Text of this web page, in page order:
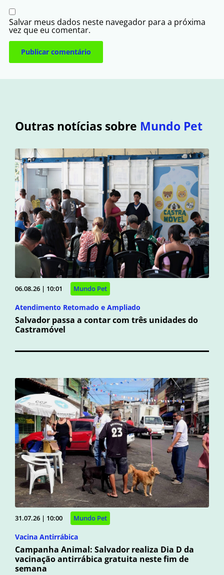
Salvar meus dados neste navegador para a próxima
vez que eu comentar.
Outras notícias sobre Mundo Pet
06.08.26 | 10:01 Mundo Pet
Atendimento Retomado e Ampliado
Salvador passa a contar com três unidades do
Castramóvel
31.07.26 | 10:00 Mundo Pet
Vacina Antirrábica
Campanha Animal: Salvador realiza Dia D da
vacinação antirrábica gratuita neste fim de
semana